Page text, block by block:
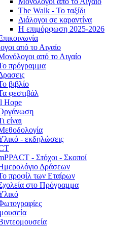
The Walk - Το ταξίδι
Διάλογοι σε καραντίνα
Η επιμόρφωση 2025-2026
από το Αιγαίο
από το Αιγαίο
πρόγραμμα
βιβλίο
φεστιβάλ
Hope
είναι
- εκδηλώσεις
- Στόχοι - Σκοποί
Δράσεων
προφίλ των Εταίρων
στο Πρόγραμμα